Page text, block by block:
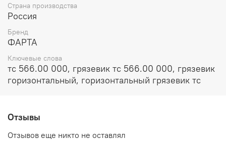
Страна производства
Россия
Бренд
ФАРТА
Ключевые слова
тс 566.00 000, грязевик тс 566.00 000, грязевик
горизонтальный, горизонтальный грязевик тс
Отзывы
Отзывов еще никто не оставлял